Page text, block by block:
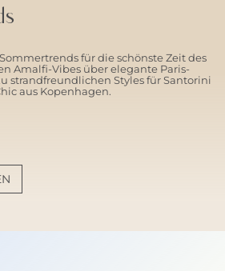
für die schönste Zeit des
Amalfi-Vibes über elegante Paris-
strandfreundlichen Styles für Santorini
aus Kopenhagen.